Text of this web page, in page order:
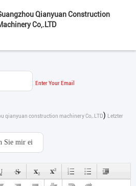
Qianyuan Construction
Co,.LTD
Enter Your Email
qianyuan construction machinery Co,.LTD) Letzter
minuts vor